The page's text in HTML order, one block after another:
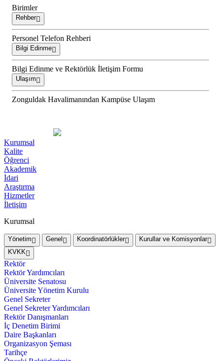
Birimler
Rehber
Personel Telefon Rehberi
Bilgi Edinme
Bilgi Edinme ve Rektörlük İletişim Formu
Ulaşım
Zonguldak Havalimanından Kampüse Ulaşım
Kurumsal
Kalite
Öğrenci
Akademik
İdari
Araştırma
Hizmetler
İletişim
Kurumsal
Yönetim Genel Koordinatörlükler
Kurullar ve Komisyonlar
KVKK
Rektör
Rektör Yardımcıları
Üniversite Senatosu
Üniversite Yönetim Kurulu
Genel Sekreter
Genel Sekreter Yardımcıları
Rektör Danışmanları
İç Denetim Birimi
Daire Başkanları
Organizasyon Şeması
Tarihçe